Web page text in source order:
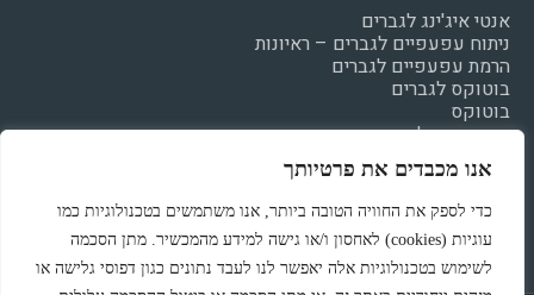
אנו מכבדים את פרטיותך
כדי לספק את החוויה הטובה ביותר, אנו משתמשים בטכנולוגיות כמו
עוגיות (cookies) לאחסון ו/או גישה למידע מהמכשיר. מתן הסכמה
לשימוש בטכנולוגיות אלה יאפשר לנו לעבד נתונים כגון דפוסי גלישה או
אנטי איג'ינג לגברים
ניתוח עפעפיים לגברים – ראיונות
הרמת עפעפיים לגברים
בוטוקס לגברים
בוטוקס
חומצה היאלרונית
מילוי קמטים
הצהרת נגישות מדיניות פרטיות